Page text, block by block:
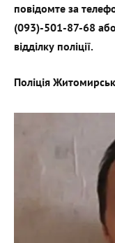
повідомте за
(093)-501-87-68
відділку поліції.
Поліція